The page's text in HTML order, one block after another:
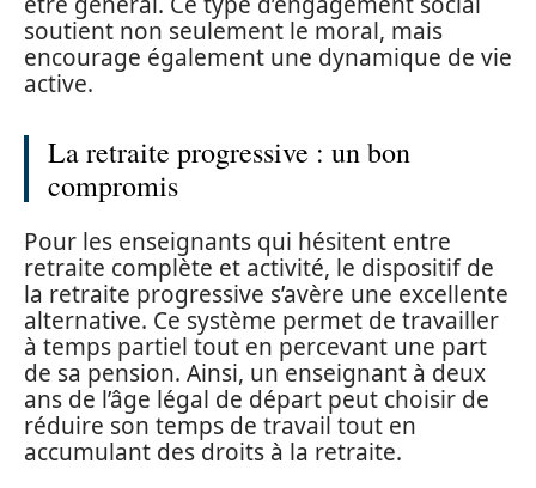
soutient non seulement le moral, mais
encourage également une dynamique de vie
active.
La retraite progressive : un bon
compromis
Pour les enseignants qui hésitent entre
retraite complète et activité, le dispositif de
la retraite progressive s’avère une excellente
alternative. Ce système permet de travailler
à temps partiel tout en percevant une part
de sa pension. Ainsi, un enseignant à deux
ans de l’âge légal de départ peut choisir de
réduire son temps de travail tout en
accumulant des droits à la retraite.